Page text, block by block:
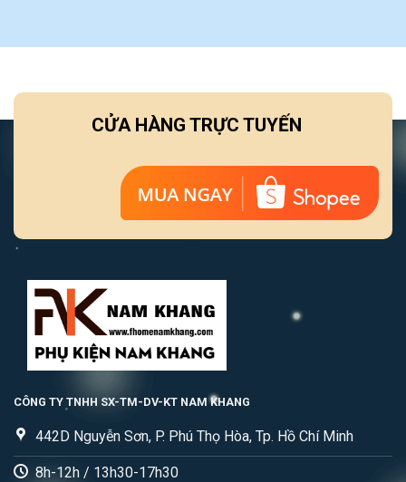
CỬA HÀNG TRỰC TUYẾN
CÔNG TY TNHH SX-TM-DV-KT NAM KHANG
442D Nguyễn Sơn, P. Phú Thọ Hòa, Tp. Hồ Chí Minh
8h-12h / 13h30-17h30